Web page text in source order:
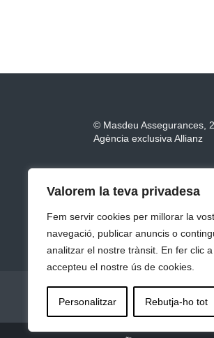
Valorem la teva privadesa
Fem servir cookies per millorar la
navegació, publicar anuncis o
analitzar el nostre trànsit. En fer clic
accepteu el nostre ús de cookies.
Personalitzar Rebutja-ho tot
© Masdeu Assegurances,
Agència exclusiva Allianz
MASDEU
POLÍTICA DE COOKIES